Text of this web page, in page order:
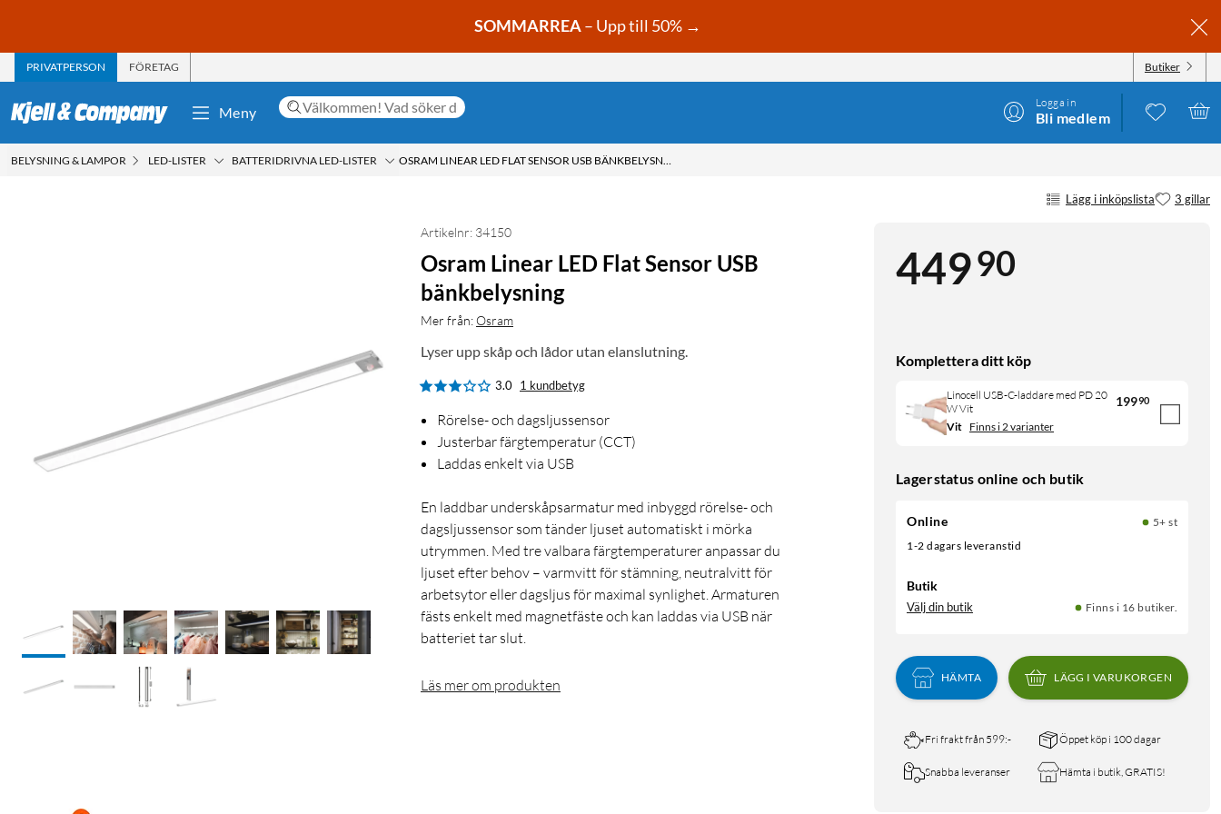
SOMMARREA– Upp till 50% →
PRIVATPERSON FÖRETAG Butiker
Meny
Logga in
Bli medlem
BELYSNING & LAMPOR LED-LISTER BATTERIDRIVNA LED-LISTER OSRAM LINEAR LED FLAT SENSOR USB BÄNKBELYSNING
Lägg i inköpslista 3 gillar
44990
Komplettera ditt köp
Linocell USB-C-laddare med PD 20
W Vit
19990
Vit Finns i 2 varianter
Lagerstatus online och butik
Online
5+ st
1-2 dagars leveranstid
Butik
Välj din butik Finns i 16 butiker.
HÄMTA LÄGG I VARUKORGEN
Fri frakt från 599:- Öppet köp i 100 dagar
Snabba leveranser Hämta i butik, GRATIS!
Artikelnr: 34150
Osram Linear LED Flat Sensor USB
bänkbelysning
Mer från:Osram
Lyser upp skåp och lådor utan elanslutning.
3.0 1 kundbetyg
Rörelse- och dagsljussensor
Justerbar färgtemperatur (CCT)
Laddas enkelt via USB
En laddbar underskåpsarmatur med inbyggd rörelse- och
dagsljussensor som tänder ljuset automatiskt i mörka
utrymmen. Med tre valbara färgtemperaturer anpassar du
ljuset efter behov – varmvitt för stämning, neutralvitt för
arbetsytor eller dagsljus för maximal synlighet. Armaturen
fästs enkelt med magnetfäste och kan laddas via USB när
batteriet tar slut.
Läs mer om produkten